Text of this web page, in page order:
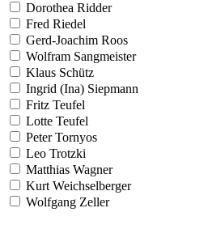
Dorothea Ridder
Fred Riedel
Gerd-Joachim Roos
Wolfram Sangmeister
Klaus Schütz
Ingrid (Ina) Siepmann
Fritz Teufel
Lotte Teufel
Peter Tornyos
Leo Trotzki
Matthias Wagner
Kurt Weichselberger
Wolfgang Zeller